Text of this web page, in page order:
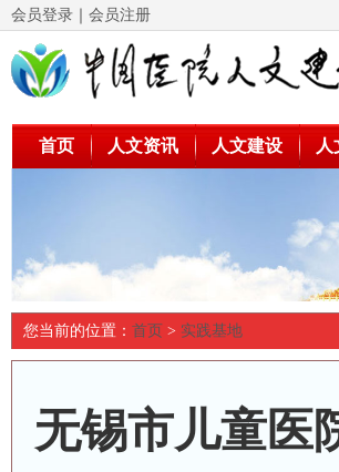
会员登录 ｜ 会员注册
首页 人文资讯 人文建设
您当前的位置： 首页 > 实践基地
无锡市儿童医